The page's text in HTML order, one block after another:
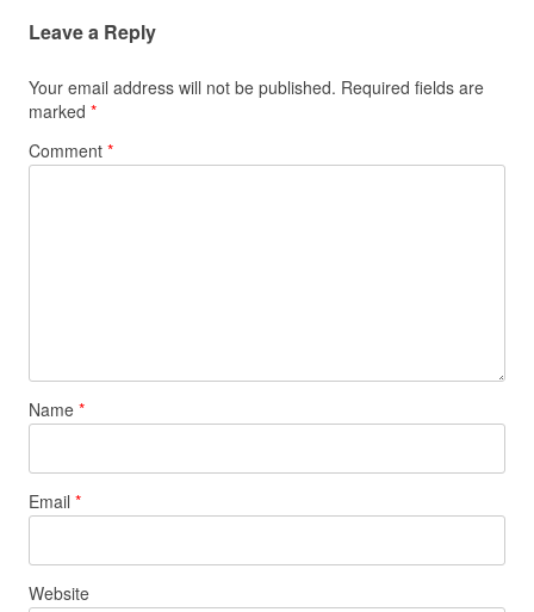
Leave a Reply
Your email address will not be published. Required fields are
marked *
Comment *
Name *
Email *
Website